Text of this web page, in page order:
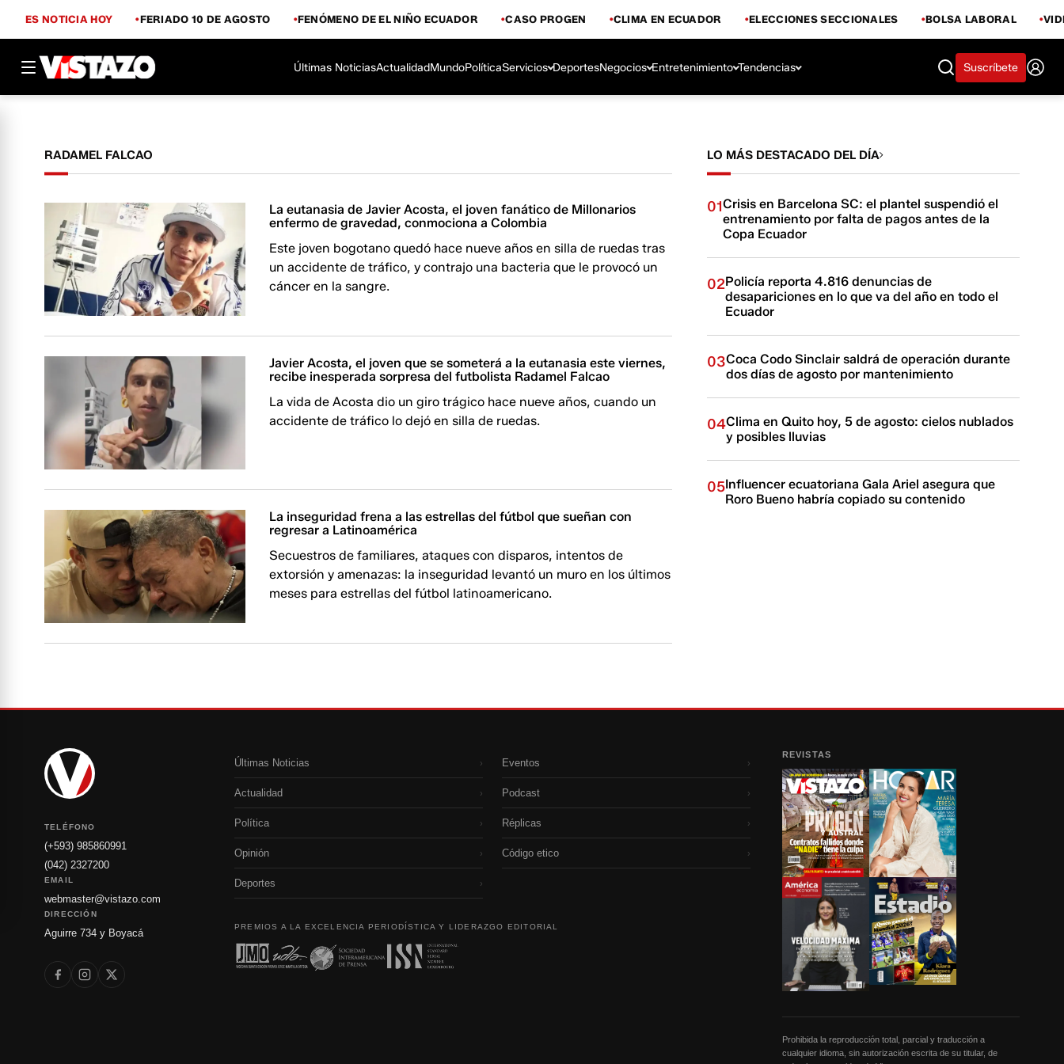
ES NOTICIA HOY FERIADO 10 DE AGOSTO FENÓMENO DE EL NIÑO ECUADOR CASO PROGEN CLIMA EN ECUADOR ELECCIONES SECCIONALES BOLSA LABORAL
Últimas NoticiasActualidadMundoPolíticaServicios DeportesNegocios Entretenimiento Tendencias Suscríbete
RADAMEL FALCAO
La eutanasia de Javier Acosta, el joven fanático de Millonarios
enfermo de gravedad, conmociona a Colombia
Este joven bogotano quedó hace nueve años en silla de ruedas tras
un accidente de tráfico, y contrajo una bacteria que le provocó un
cáncer en la sangre.
Javier Acosta, el joven que se someterá a la eutanasia este viernes,
recibe inesperada sorpresa del futbolista Radamel Falcao
La vida de Acosta dio un giro trágico hace nueve años, cuando un
accidente de tráfico lo dejó en silla de ruedas.
La inseguridad frena a las estrellas del fútbol que sueñan con
regresar a Latinoamérica
Secuestros de familiares, ataques con disparos, intentos de
extorsión y amenazas: la inseguridad levantó un muro en los últimos
meses para estrellas del fútbol latinoamericano.
LO MÁS DESTACADO DEL DÍA
01Crisis en Barcelona SC: el plantel suspendió el
entrenamiento por falta de pagos antes de la
Copa Ecuador
02Policía reporta 4.816 denuncias de
desapariciones en lo que va del año en todo el
Ecuador
03Coca Codo Sinclair saldrá de operación durante
dos días de agosto por mantenimiento
04Clima en Quito hoy, 5 de agosto: cielos nublados
y posibles lluvias
05Influencer ecuatoriana Gala Ariel asegura que
Roro Bueno habría copiado su contenido
TELÉFONO
(+593) 985860991
(042) 2327200
EMAIL
webmaster@vistazo.com
DIRECCIÓN
Aguirre 734 y Boyacá
Últimas Noticias ›
Actualidad ›
Política ›
Opinión ›
Deportes ›
Eventos ›
Podcast ›
Réplicas ›
Código etico ›
PREMIOS A LA EXCELENCIA PERIODÍSTICA Y LIDERAZGO EDITORIAL
REVISTAS
Prohibida la reproducción total, parcial y traducción a
cualquier idioma, sin autorización escrita de su titular, de